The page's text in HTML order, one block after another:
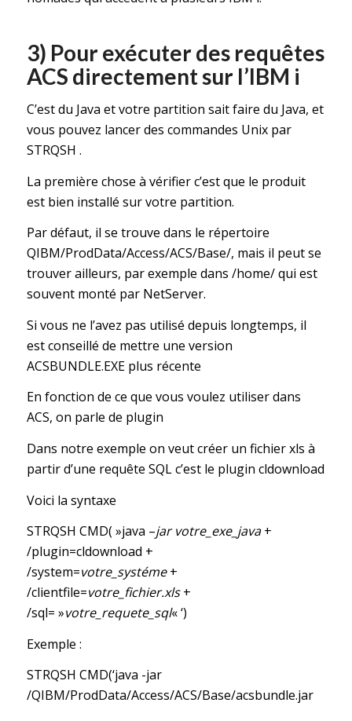
3) Pour exécuter des requêtes
ACS directement sur l’IBM i
C’est du Java et votre partition sait faire du Java, et
vous pouvez lancer des commandes Unix par
STRQSH .
La première chose à vérifier c’est que le produit
est bien installé sur votre partition.
Par défaut, il se trouve dans le répertoire
QIBM/ProdData/Access/ACS/Base/, mais il peut se
trouver ailleurs, par exemple dans /home/ qui est
souvent monté par NetServer.
Si vous ne l’avez pas utilisé depuis longtemps, il
est conseillé de mettre une version
ACSBUNDLE.EXE plus récente
En fonction de ce que vous voulez utiliser dans
ACS, on parle de plugin
Dans notre exemple on veut créer un fichier xls à
partir d’une requête SQL c’est le plugin cldownload
Voici la syntaxe
STRQSH CMD( »java –jar votre_exe_java+
/plugin=cldownload +
/system=votre_systéme+
/clientfile=votre_fichier.xls+
/sql= »votre_requete_sql« ‘)
Exemple :
STRQSH CMD(‘java -jar
/QIBM/ProdData/Access/ACS/Base/acsbundle.jar